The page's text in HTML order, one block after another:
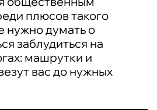
плюсов такого
нужно думать о
заблудиться на
машрутки и
вас до нужных